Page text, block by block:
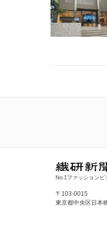
No.1ファッションビ
〒103-0015
東京都中央区日本